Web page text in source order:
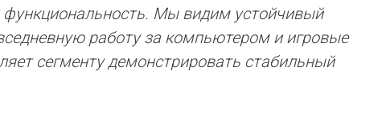
функциональность. Мы видим устойчивый
работу за компьютером и игровые
сегменту демонстрировать стабильный